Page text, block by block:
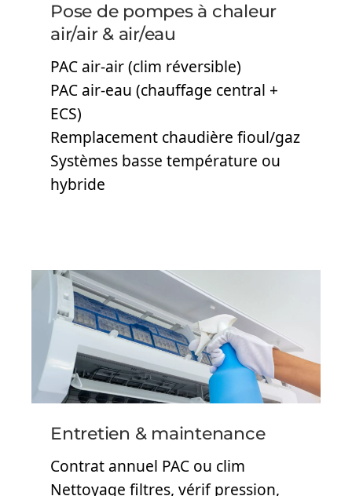
Pose de pompes à chaleur
air/air & air/eau
PAC air-air (clim réversible)
PAC air-eau (chauffage central +
ECS)
Remplacement chaudière fioul/gaz
Systèmes basse température ou
hybride
Entretien & maintenance
Contrat annuel PAC ou clim
Nettoyage filtres, vérif pression,